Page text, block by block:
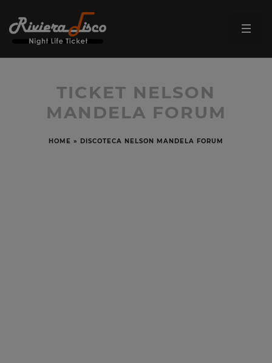
TICKET NELSON
MANDELA FORUM
HOME » DISCOTECA NELSON MANDELA FORUM